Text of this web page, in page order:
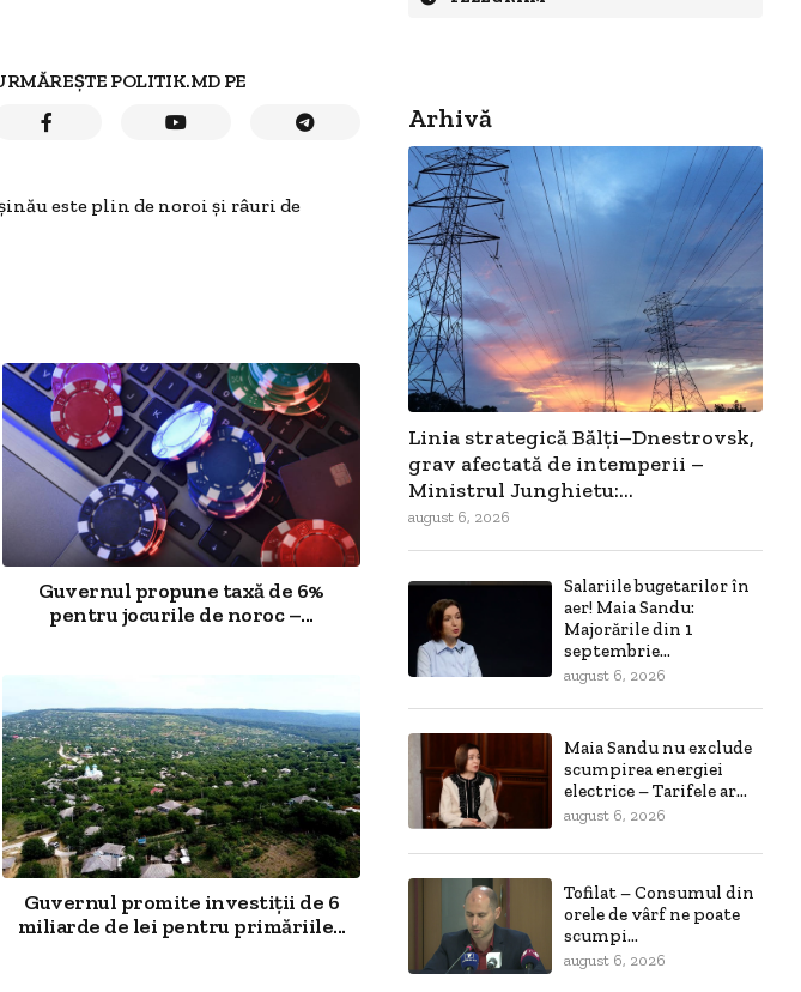
POLITIK.MD PE
este plin de noroi și râuri de
Guvernul propune taxă de 6%
pentru jocurile de noroc –...
Guvernul promite investiții de 6
miliarde de lei pentru primăriile...
Arhivă
Linia strategică Bălți–Dnestrovsk,
grav afectată de intemperii –
Ministrul Junghietu:...
august 6, 2026
Salariile bugetarilor în
aer! Maia Sandu:
Majorările din 1
septembrie...
august 6, 2026
Maia Sandu nu exclude
scumpirea energiei
electrice – Tarifele ar...
august 6, 2026
Tofilat – Consumul din
orele de vârf ne poate
scumpi...
august 6, 2026